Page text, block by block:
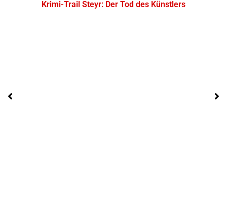
Krimi-Trail Steyr: Der Tod des Künstlers